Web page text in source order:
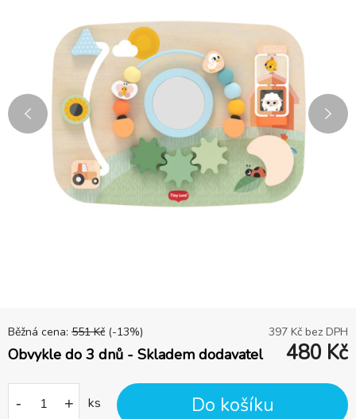
Běžná cena: 551 Kč (-13%) 397 Kč bez DPH
Obvykle do 3 dnů - Skladem dodavatel 480 Kč
- + ks Do košíku